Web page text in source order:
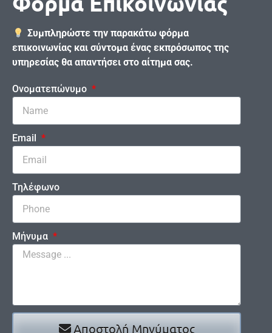
Συμπληρώστε την παρακάτω φόρμα
επικοινωνίας και σύντομα ένας εκπρόσωπος της
υπηρεσίας θα απαντήσει στο αίτημα σας.
Ονοματεπώνυμο
Email
Τηλέφωνο
Μήνυμα
Αποστολή Μηνύματος